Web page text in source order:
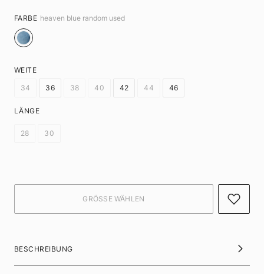
FARBE heaven blue random used
WEITE
34
36 38 40 42 44 46
LÄNGE
28 30
BESCHREIBUNG